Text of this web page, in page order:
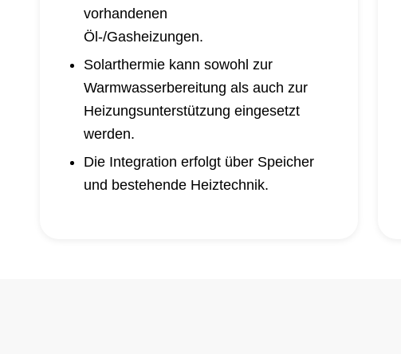
vorhandenen
Öl-/Gasheizungen.
Solarthermie kann sowohl zur
Warmwasserbereitung als auch zur
Heizungsunterstützung eingesetzt
werden.
Die Integration erfolgt über Speicher
und bestehende Heiztechnik.